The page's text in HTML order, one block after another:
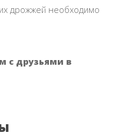
дрожжей необходимо
с друзьями в